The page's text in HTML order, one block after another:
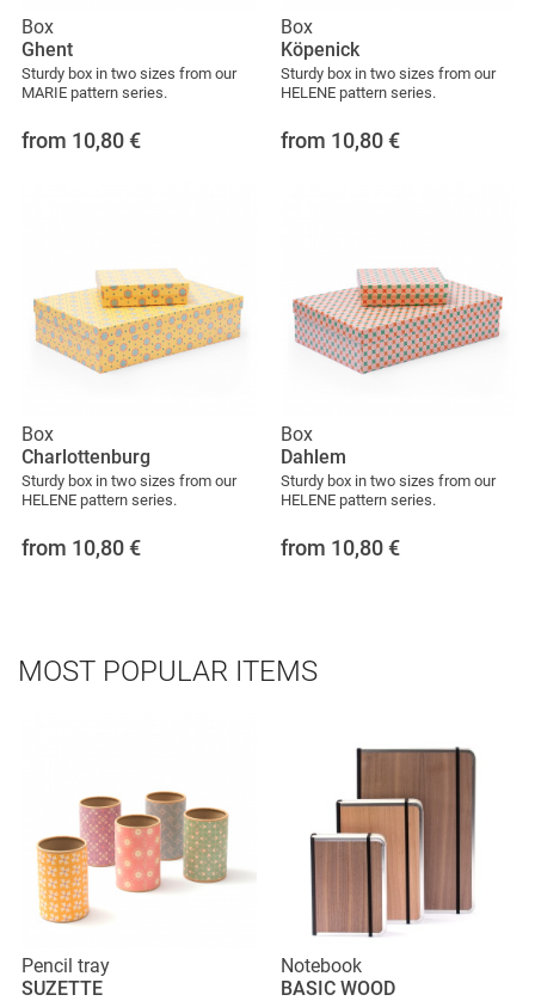
Box
Ghent
Sturdy box in two sizes from our
MARIE pattern series.
from 10,80 €
Box
Köpenick
Sturdy box in two sizes from our
HELENE pattern series.
from 10,80 €
Box
Charlottenburg
Sturdy box in two sizes from our
HELENE pattern series.
from 10,80 €
Box
Dahlem
Sturdy box in two sizes from our
HELENE pattern series.
from 10,80 €
MOST POPULAR ITEMS
Pencil tray
SUZETTE
Notebook
BASIC WOOD